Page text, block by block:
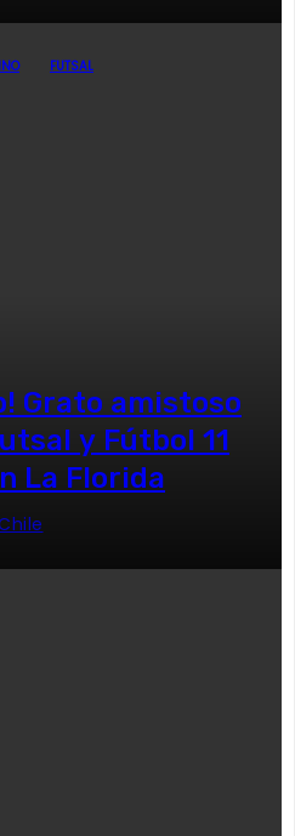
FUTSAL
Grato amistoso
y Fútbol 11
La Florida